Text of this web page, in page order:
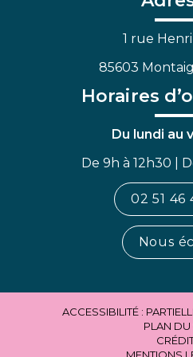
1 rue
85603
Horaires
Du lundi au
De 9h à 12h30 |
02 51 46
Nous
ACCESSIBILITÉ :
PLAN DU
MENTIONS